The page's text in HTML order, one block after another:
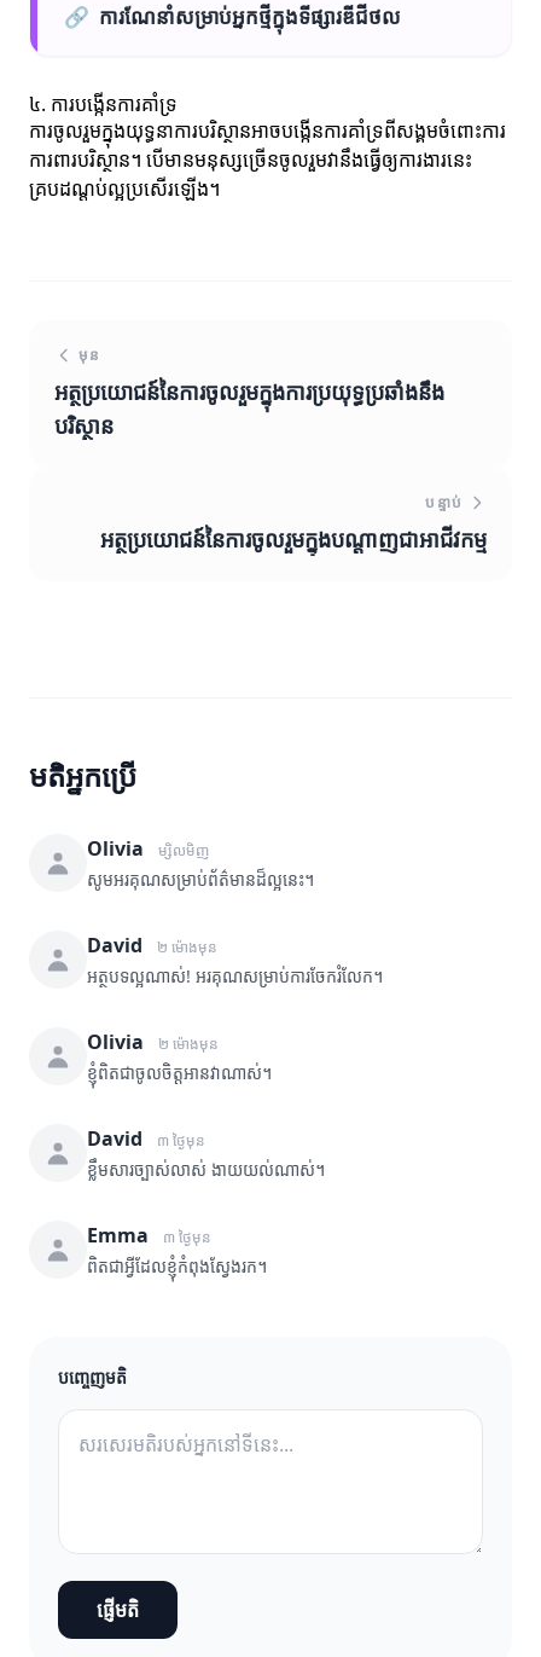
🔗 ការណែនាំសម្រាប់អ្នកថ្មីក្នុងទីផ្សារឌីជីថល
៤. ការបង្កើនការគាំទ្រ
ការចូលរួមក្នុងយុទ្ធនាការបរិស្ថានអាចបង្កើនការគាំទ្រពីសង្គមចំពោះការ
ការពារបរិស្ថាន។ បើមានមនុស្សច្រើនចូលរួមវានឹងធ្វើឲ្យការងារនេះ
គ្របដណ្តប់ល្អប្រសើរឡើង។
មុន
អត្ថប្រយោជន៍នៃការចូលរួមក្នុងការប្រយុទ្ធប្រឆាំងនឹង
បរិស្ថាន
បន្ទាប់
អត្ថប្រយោជន៍នៃការចូលរួមក្នុងបណ្តាញជាអាជីវកម្ម
មតិអ្នកប្រើ
Olivia ម្សិលមិញ
សូមអរគុណសម្រាប់ព័ត៌មានដ៏ល្អនេះ។
David ២ ម៉ោងមុន
អត្ថបទល្អណាស់! អរគុណសម្រាប់ការចែករំលែក។
Olivia ២ ម៉ោងមុន
ខ្ញុំពិតជាចូលចិត្តអានវាណាស់។
David ៣ ថ្ងៃមុន
ខ្លឹមសារច្បាស់លាស់ ងាយយល់ណាស់។
Emma ៣ ថ្ងៃមុន
ពិតជាអ្វីដែលខ្ញុំកំពុងស្វែងរក។
បញ្ចេញមតិ
ផ្ញើមតិ